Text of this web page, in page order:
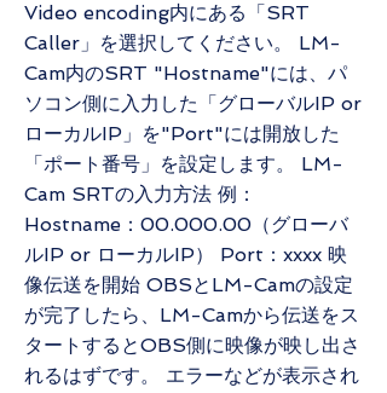
Video encoding内にある「SRT
Caller」を選択してください。 LM-
Cam内のSRT "Hostname"には、パ
ソコン側に入力した「グローバルIP or
ローカルIP」を"Port"には開放した
「ポート番号」を設定します。 LM-
Cam SRTの入力方法 例：
Hostname：00.000.00（グローバ
ルIP or ローカルIP） Port：xxxx 映
像伝送を開始 OBSとLM-Camの設定
が完了したら、LM-Camから伝送をス
タートするとOBS側に映像が映し出さ
れるはずです。 エラーなどが表示され